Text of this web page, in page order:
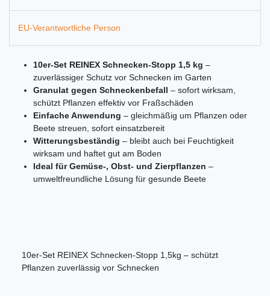
EU-Verantwortliche Person
10er-Set REINEX Schnecken-Stopp 1,5 kg –
zuverlässiger Schutz vor Schnecken im Garten
Granulat gegen Schneckenbefall – sofort wirksam,
schützt Pflanzen effektiv vor Fraßschäden
Einfache Anwendung – gleichmäßig um Pflanzen oder
Beete streuen, sofort einsatzbereit
Witterungsbeständig – bleibt auch bei Feuchtigkeit
wirksam und haftet gut am Boden
Ideal für Gemüse-, Obst- und Zierpflanzen –
umweltfreundliche Lösung für gesunde Beete
10er-Set REINEX Schnecken-Stopp 1,5kg – schützt
Pflanzen zuverlässig vor Schnecken